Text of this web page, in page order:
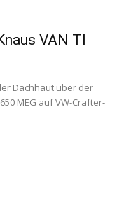
VAN TI
Dachhaut über der
MEG auf VW-Crafter-